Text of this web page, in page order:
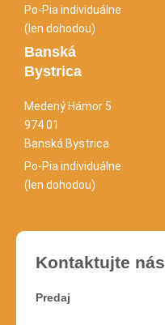
Po-Pia individuálne
(len dohodou)
Banská
Bystrica
Medený Hámor 5
974 01
Banská Bystrica
Po-Pia individuálne
(len dohodou)
Kontaktujte nás
Predaj